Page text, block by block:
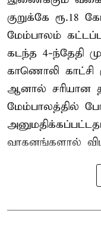
குறுக்கே ரூ.18
மேம்பாலம்
கடந்த 4-ந்தேதி
காணொலி காட்சி
ஆனால் சரியான
மேம்பாலத்தில்
வாகனங்களால்